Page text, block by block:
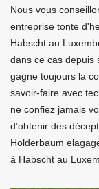
Nous vous
entreprise tonte
Habscht au
dans ce cas depuis
gagne toujours la
savoir-faire avec
ne confiez jamais
d’obtenir des
Holderbaum
à Habscht au